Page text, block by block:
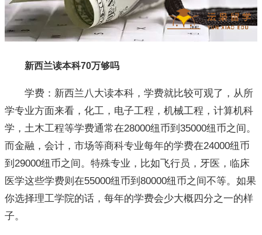
新西兰读本科70万够吗
学费：新西兰八大读本科，学费就比较可观了，从所
学专业方面来看，化工，电子工程，机械工程，计算机科
学，土木工程等学费通常在28000纽币到35000纽币之间。
而金融，会计，市场等商科专业每年的学费在24000纽币
到29000纽币之间。特殊专业，比如飞行员，牙医，临床
医学这些学费则在55000纽币到80000纽币之间不等。如果
你选择理工学院的话，每年的学费会少大概四分之一的样
子。